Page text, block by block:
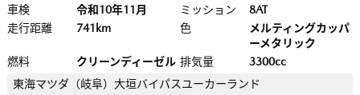
車検 令和10年11月 ミッション
8AT
走行距離
741km 色
メルティングカッパ
ーメタリック
燃料
クリーンディーゼル 排気量
3300cc
東海マツダ（岐阜） 大垣バイパスユーカーランド